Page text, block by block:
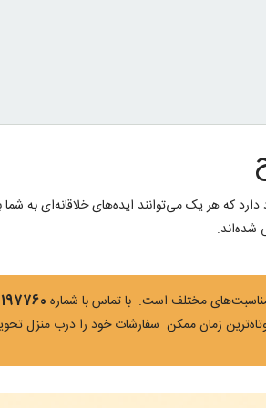
که هر یک می‌توانند ایده‌های خلاقانه‌ای به
شده‌اند.
مناسبت‌های مختلف است. با تماس با شماره
زمان ممکن سفارشات خود را درب منزل